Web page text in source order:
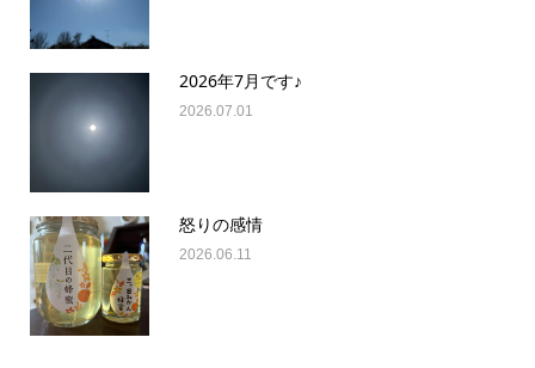
2026年7月です♪
2026.07.01
怒りの感情
2026.06.11